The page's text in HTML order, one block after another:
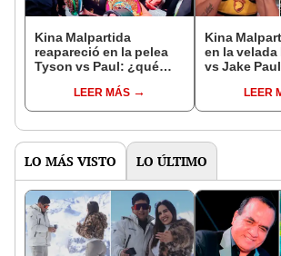
Kina Malpartida
reapareció en la pelea
Tyson vs Paul: ¿qué
velada de Netflix?
LEER MÁS
Kina
en la velada
vs Jake
'EEG'?LEER
LO MÁS VISTO LO ÚLTIMO